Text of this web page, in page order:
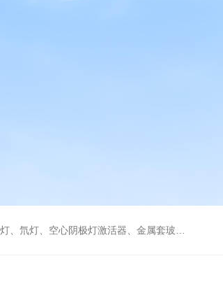
喷嘴。同时经销进口原装石墨管、石墨锥、空心阴极灯、氘灯等。